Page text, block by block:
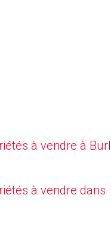
à vendre à
à vendre dans